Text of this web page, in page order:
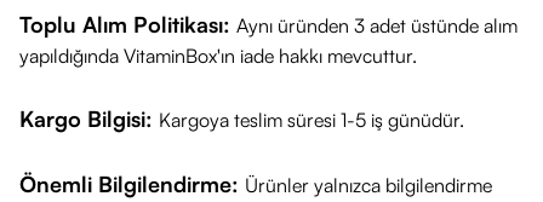
Öne Çıkan Özellikleri Nedir?
Her serviste 24 gram hızlı emilen karbonhidrat içeriği.
Magnezyum ve Potasyum desteği.
Mide dostu içerik yapısı.
Toplu Alım Politikası: Aynı üründen 3 adet üstünde alım
yapıldığında VitaminBox'ın iade hakkı mevcuttur.
Kargo Bilgisi: Kargoya teslim süresi 1-5 iş günüdür.
Önemli Bilgilendirme: Ürünler yalnızca bilgilendirme